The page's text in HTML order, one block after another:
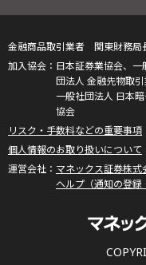
金融商品取引業者 関東財務局
日本証券業協会、
団法人 金融先物取引
一般社団法人 日本
協会
リスク・手数料などの重要事項
個人情報のお取り扱いについて
マネックス証券株式
ヘルプ（通知の登録